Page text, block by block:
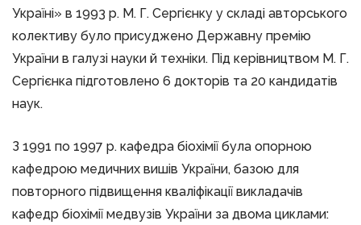
Україні» в 1993 р. М. Г. Сергієнку у складі авторського
колективу було присуджено Державну премію
України в галузі науки й техніки. Під керівництвом М. Г.
Сергієнка підготовлено 6 докторів та 20 кандидатів
наук.
З 1991 по 1997 р. кафедра біохімії була опорною
кафедрою медичних вишів України, базою для
повторного підвищення кваліфікації викладачів
кафедр біохімії медвузів України за двома циклами: